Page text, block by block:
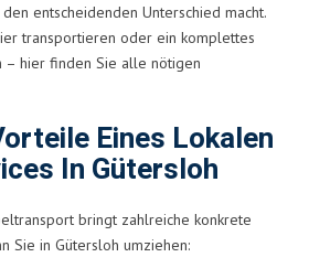
entscheidenden Unterschied macht.
transportieren oder ein komplettes
– hier finden Sie alle nötigen
Eines Lokalen
In Gütersloh
bringt zahlreiche konkrete
Sie in Gütersloh umziehen: